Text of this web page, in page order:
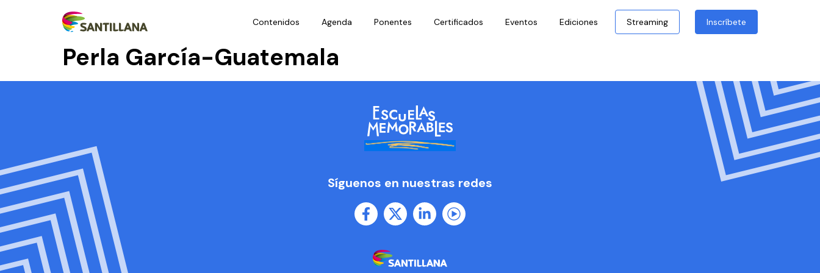
Contenidos Agenda Ponentes Certificados Eventos Ediciones Streaming Inscríbete
Perla García-Guatemala
Síguenos en nuestras redes